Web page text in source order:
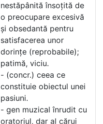
nestăpânită însoțită de
o preocupare excesivă
și obsedantă pentru
satisfacerea unor
dorințe (reprobabile);
patimă, viciu.
- (concr.) ceea ce
constituie obiectul unei
pasiuni.
- gen muzical înrudit cu
oratoriul, dar al cărui